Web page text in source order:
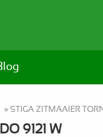
» STIGA ZITMAAIER
9121 W